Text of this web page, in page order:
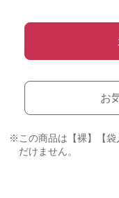
お
※この商品は【裸】【袋
だけません。